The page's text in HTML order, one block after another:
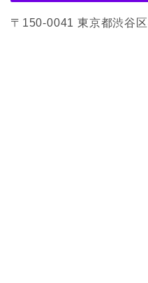
〒150-0041 東京都渋谷区